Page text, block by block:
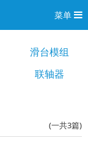
菜单
滑台模组
联轴器
(一共3篇)